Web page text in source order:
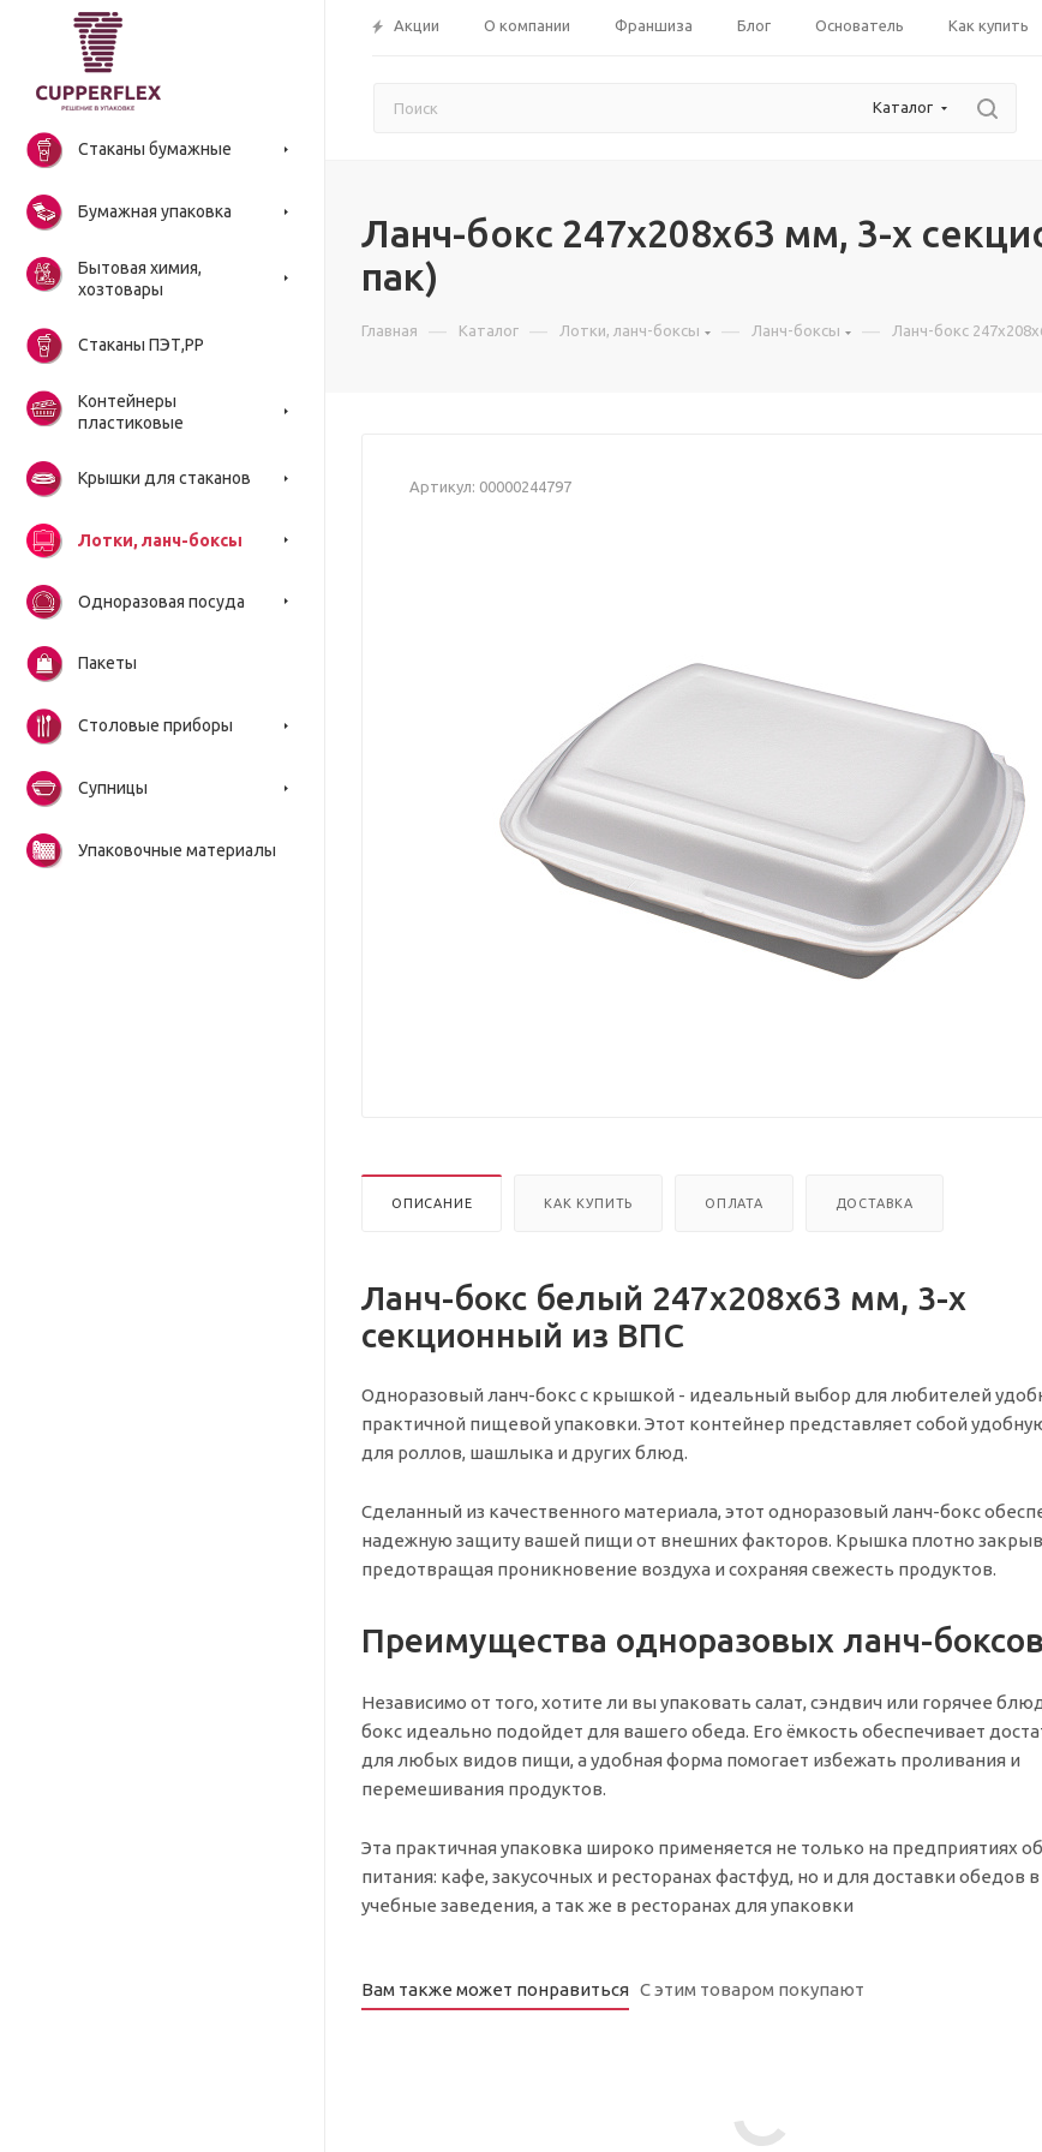
Акции О компании Франшиза Блог Основатель Как купить
Каталог
Стаканы бумажные
Бумажная упаковка
Бытовая химия,
хозтовары
Стаканы ПЭТ,РР
Контейнеры
пластиковые
Крышки для стаканов
Лотки, ланч-боксы
Одноразовая посуда
Пакеты
Столовые приборы
Супницы
Упаковочные материалы
Ланч-бокс 247х208х63 мм, 3-х
пак)
Главная — Каталог — Лотки, ланч-боксы — Ланч-боксы — Ланч-бокс
Артикул: 00000244797
ОПИСАНИЕ КАК КУПИТЬ ОПЛАТА ДОСТАВКА
Ланч-бокс белый 247х208х63 мм, 3-х
секционный из ВПС
Одноразовый ланч-бокс с крышкой - идеальный выбор для любителей
практичной пищевой упаковки. Этот контейнер представляет собой
для роллов, шашлыка и других блюд.
Сделанный из качественного материала, этот одноразовый ланч-бокс
надежную защиту вашей пищи от внешних факторов. Крышка плотно
предотвращая проникновение воздуха и сохраняя свежесть продуктов.
Преимущества одноразовых ланч-боксов
Независимо от того, хотите ли вы упаковать салат, сэндвич или горячее
бокс идеально подойдет для вашего обеда. Его ёмкость обеспечивает
для любых видов пищи, а удобная форма помогает избежать проливания и
перемешивания продуктов.
Эта практичная упаковка широко применяется не только на предприятиях
питания: кафе, закусочных и ресторанах фастфуд, но и для доставки обедов
учебные заведения, а так же в ресторанах для упаковки
Вам также может понравиться С этим товаром покупают